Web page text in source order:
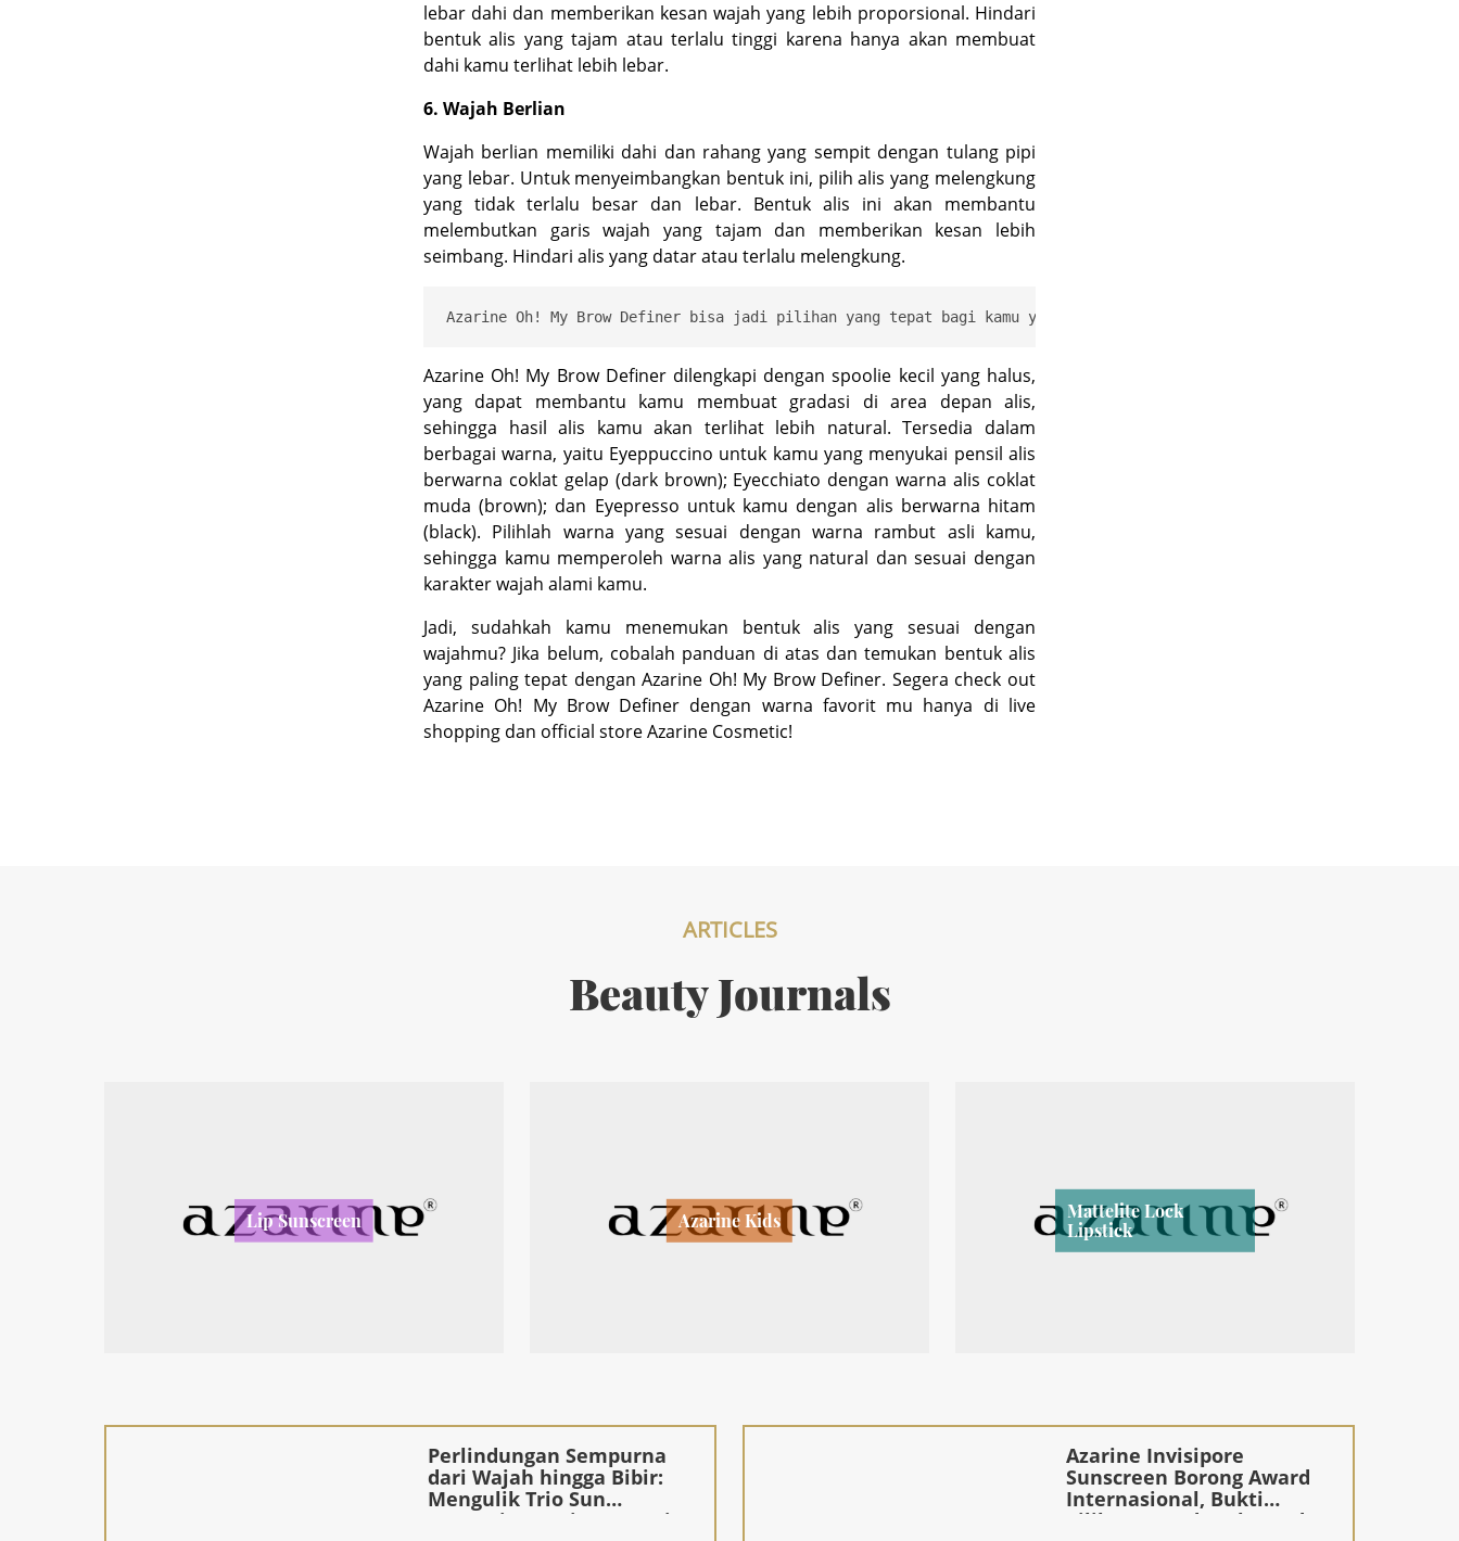
lebar dahi dan memberikan kesan wajah yang lebih proporsional. Hindari
bentuk alis yang tajam atau terlalu tinggi karena hanya akan membuat
dahi kamu terlihat lebih lebar.
6. Wajah Berlian
Wajah berlian memiliki dahi dan rahang yang sempit dengan tulang pipi
yang lebar. Untuk menyeimbangkan bentuk ini, pilih alis yang melengkung
yang tidak terlalu besar dan lebar. Bentuk alis ini akan membantu
melembutkan garis wajah yang tajam dan memberikan kesan lebih
seimbang. Hindari alis yang datar atau terlalu melengkung.
Azarine Oh! My Brow Definer dilengkapi dengan spoolie kecil yang halus,
yang dapat membantu kamu membuat gradasi di area depan alis,
sehingga hasil alis kamu akan terlihat lebih natural. Tersedia dalam
berbagai warna, yaitu Eyeppuccino untuk kamu yang menyukai pensil alis
berwarna coklat gelap (dark brown); Eyecchiato dengan warna alis coklat
muda (brown); dan Eyepresso untuk kamu dengan alis berwarna hitam
(black). Pilihlah warna yang sesuai dengan warna rambut asli kamu,
sehingga kamu memperoleh warna alis yang natural dan sesuai dengan
karakter wajah alami kamu.
Jadi, sudahkah kamu menemukan bentuk alis yang sesuai dengan
wajahmu? Jika belum, cobalah panduan di atas dan temukan bentuk alis
yang paling tepat dengan Azarine Oh! My Brow Definer. Segera check out
Azarine Oh! My Brow Definer dengan warna favorit mu hanya di live
shopping dan official storeAzarine Cosmetic!
ARTICLES
Beauty Journals
Lip Sunscreen Azarine Kids
Mattelite Lock
Lipstick
Perlindungan Sempurna
dari Wajah hingga Bibir:
Mengulik Trio Sun
Protection Fusion™ Azarine
Azarine Invisipore
Sunscreen Borong Award
Internasional, Bukti
Pilihan Brand Ambassador